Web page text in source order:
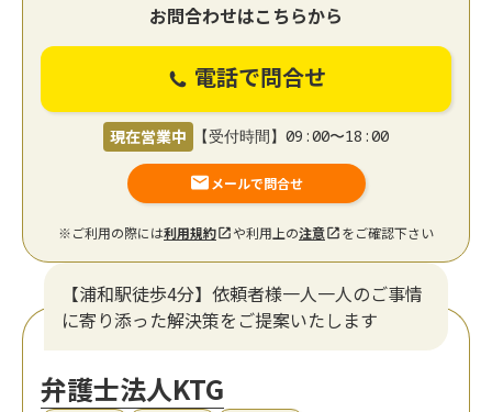
お問合わせはこちらから
電話で問合せ
現在営業中 【受付時間】09:00〜18:00
メールで問合せ
※ご利用の際には利用規約 や利用上の注意 をご確認下さい
【浦和駅徒歩4分】依頼者様一人一人のご事情
に寄り添った解決策をご提案いたします
弁護士法人KTG